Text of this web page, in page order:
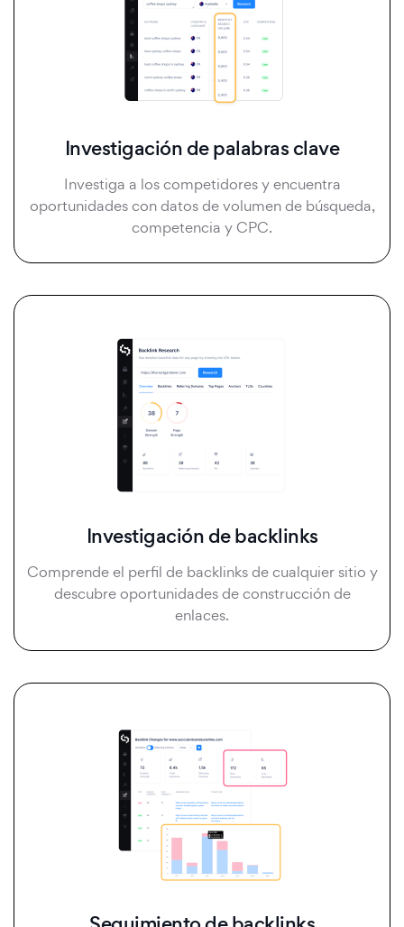
Investigación de palabras clave
Investiga a los competidores y encuentra
oportunidades con datos de volumen de búsqueda,
competencia y CPC.
Investigación de backlinks
Comprende el perfil de backlinks de cualquier sitio y
descubre oportunidades de construcción de
enlaces.